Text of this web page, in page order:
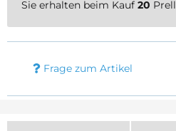
Sie erhalten beim Kauf 20
Frage zum Artikel